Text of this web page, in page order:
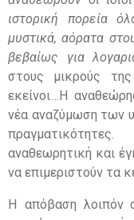
ιστορική πορεία
μυστικά, αόρατα
βεβαίως για
στους μικρούς
εκείνοι…Η
νέα αναζύμωση των
αναθεωρητική και
να επιμεριστούν τα
Η απόβαση λοιπόν